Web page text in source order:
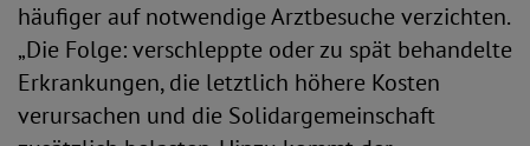
häufiger auf notwendige Arztbesuche verzichten.
„Die Folge: verschleppte oder zu spät behandelte
Erkrankungen, die letztlich höhere Kosten
verursachen und die Solidargemeinschaft